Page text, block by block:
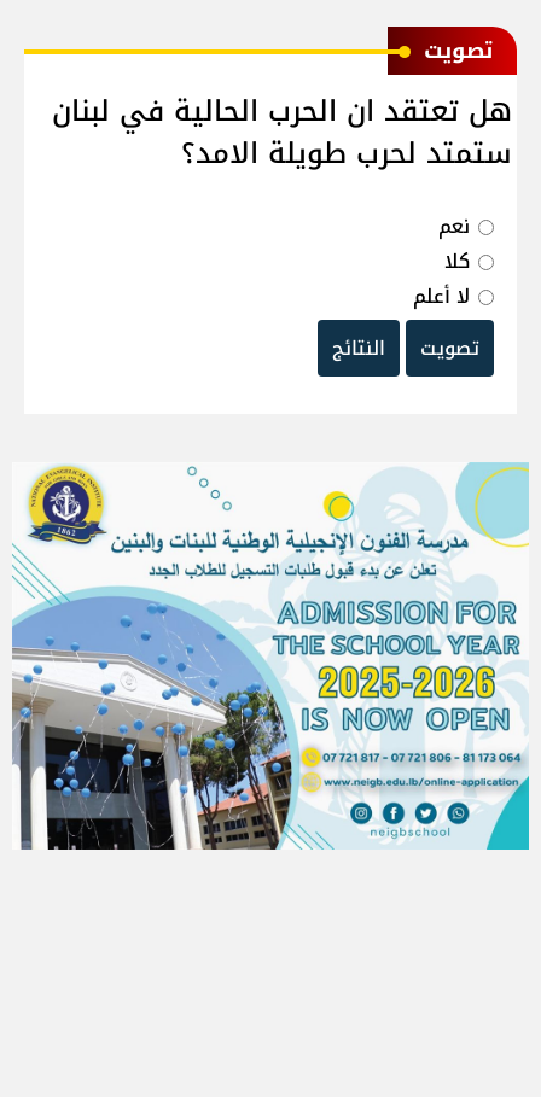
ﺗﺼﻮﻳﺖ
هل تعتقد ان الحرب الحالية في لبنان
ستمتد لحرب طويلة الامد؟
نعم
كلا
لا أعلم
تصويت
النتائج